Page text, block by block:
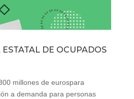
DE OCUPADOS
millones de eurospara
a demanda para personas